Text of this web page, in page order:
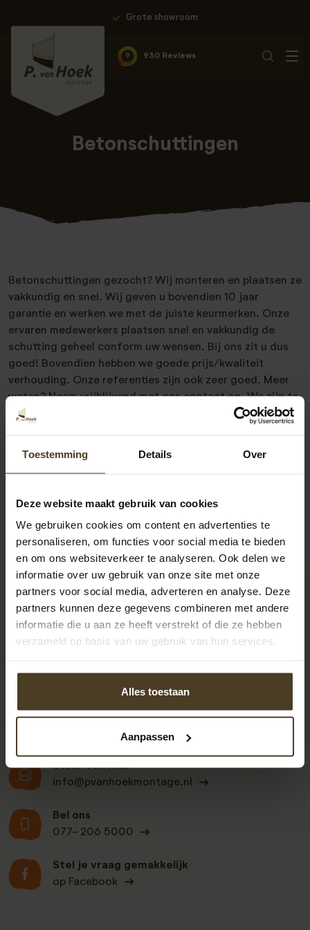
Toestemming Details Over
Deze website maakt gebruik van cookies
We gebruiken cookies om content en advertenties te
personaliseren, om functies voor social media te bieden
en om ons websiteverkeer te analyseren. Ook delen we
informatie over uw gebruik van onze site met onze
partners voor social media, adverteren en analyse. Deze
partners kunnen deze gegevens combineren met andere
informatie die u aan ze heeft verstrekt of die ze hebben
verzameld op basis van uw gebruik van hun services.
Alles toestaan
Aanpassen
Grote showroom
9 930 Reviews
Betonschuttingen
Betonschuttingen gezocht? Wij monteren en plaatsen ze
vakkundig en snel. Wij geven u bovendien 10 jaar
garantie en werken we met de juiste keurmerken. Onze
ervaren medewerkers plaatsen snel en vakkundig de
schutting geheel conform uw wensen. Bij ons zit u dus
goed! Bovendien hebben we goede prijs/kwaliteit
verhouding. Onze referenties zijn ook zeer goed. Meer
weten? Neem vrijblijvend met ons contact op. We zijn te
bereiken op 077- 206 5000 of via
bericht van ons.
Stuur een mail
info@pvanhoekmontage.nl
Bel ons
077- 206 5000
Stel je vraag gemakkelijk
op Facebook
Klanten beoordelen
ons een: 9 uit de 930